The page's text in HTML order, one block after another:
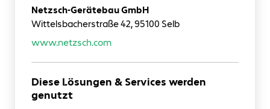
Netzsch-Gerätebau GmbH
Wittelsbacherstraße 42, 95100 Selb
www.netzsch.com
Diese Lösungen & Services werden
genutzt